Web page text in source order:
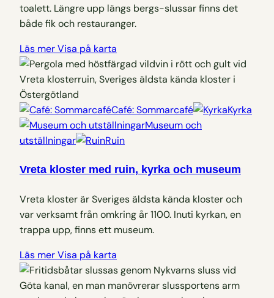
toalett. Längre upp längs bergs-slussar finns det
både fik och restauranger.
Läs merVisa på karta
Café: Sommarcafé
Kyrka
Museum och
utställningar
Ruin
Vreta kloster med ruin, kyrka och museum
Vreta kloster är Sveriges äldsta kända kloster och
var verksamt från omkring år 1100. Inuti kyrkan, en
trappa upp, finns ett museum.
Läs merVisa på karta